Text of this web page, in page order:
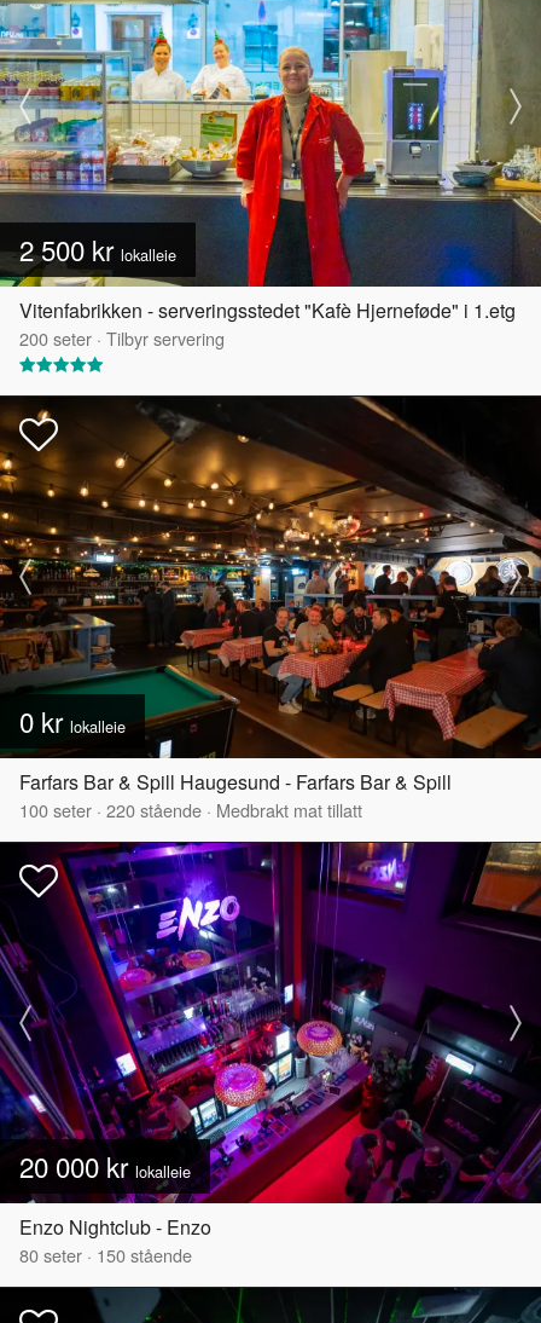
2 500 kr lokalleie
Vitenfabrikken - serveringsstedet "Kafè Hjerneføde" i 1.etg
200seter · Tilbyr servering
0 kr lokalleie
Farfars Bar & Spill Haugesund - Farfars Bar & Spill
100seter · 220stående · Medbrakt mat tillatt
20 000 kr lokalleie
Enzo Nightclub - Enzo
80seter · 150stående